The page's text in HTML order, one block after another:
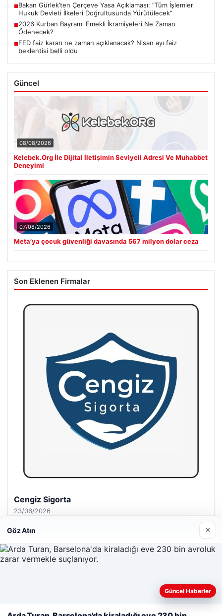
■Bakan Gürlek’ten Çerçeve Yasa Açıklaması: “Tüm İşlemler
Hukuk Devleti İlkeleri Doğrultusunda Yürütülecek”
■2026 Kurban Bayramı Emekli İkramiyeleri Ne Zaman
Ödenecek?
■FED faiz kararı ne zaman açıklanacak? Nisan ayı faiz
beklentisi belli oldu
Güncel
08/08/2026
Kelebek.Org İle Dijital İletişimin Seviyeli Adresi Ve Muhabbet
Deneyimi
07/08/2026
Meta’ya çocuk güvenliği davasında 567 milyon dolar ceza
Son Eklenen Firmalar
Hastaş Beton
26/05/2026
Web sitemizi nasıl kullandığınızı daha iyi anlayabilmek,
Göz Atın ×
Güncel Haberler